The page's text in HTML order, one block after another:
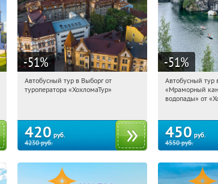
-51%
02:14:35 Купили:
Автобусный тур в Выборг от
туроператора «ХохломаТур»
420 руб.
4230руб.
-51%
02:14:35
Сенная
Автобусный тур
«Мраморный
водопады» от
450 руб.
4550руб.